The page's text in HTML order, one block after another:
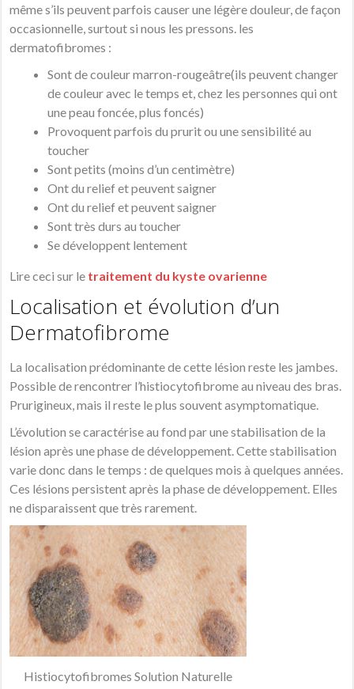
même s’ils peuvent parfois causer une légère douleur, de façon
occasionnelle, surtout si nous les pressons. les
dermatofibromes :
Sont de couleur marron-rougeâtre(ils peuvent changer
de couleur avec le temps et, chez les personnes qui ont
une peau foncée, plus foncés)
Provoquent parfois du prurit ou une sensibilité au
toucher
Sont petits (moins d’un centimètre)
Ont du relief et peuvent saigner
Ont du relief et peuvent saigner
Sont très durs au toucher
Se développent lentement
Lire ceci sur le traitement du kyste ovarienne
Localisation et évolution d’un
Dermatofibrome
La localisation prédominante de cette lésion reste les jambes.
Possible de rencontrer l’histiocytofibrome au niveau des bras.
Prurigineux, mais il reste le plus souvent asymptomatique.
L’évolution se caractérise au fond par une stabilisation de la
lésion après une phase de développement. Cette stabilisation
varie donc dans le temps : de quelques mois à quelques années.
Ces lésions persistent après la phase de développement. Elles
ne disparaissent que très rarement.
Histiocytofibromes Solution Naturelle